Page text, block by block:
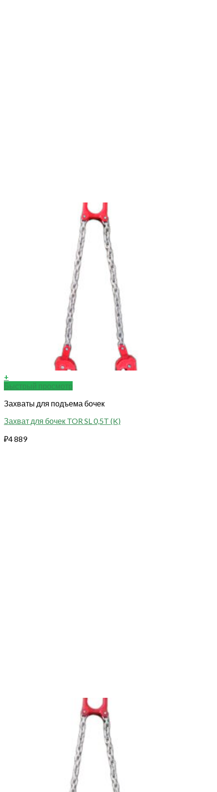
+
Быстрый просмотр
Захваты для подъема бочек
Захват для бочек TOR SL 0,5T (K)
₽4 889